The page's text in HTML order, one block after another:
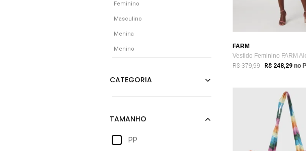
Feminino
Masculino
Menina
Menino
PP
FARM
R$ 379,99 R$ 248,29 no